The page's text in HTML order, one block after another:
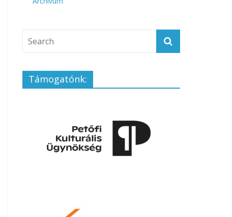
Támogatónk: